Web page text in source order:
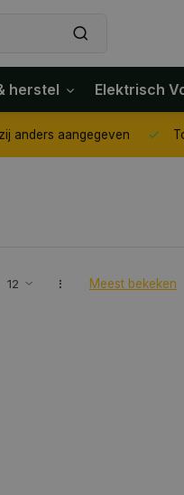
herstel Elektrisch
anders aangegeven
Meest bekeken